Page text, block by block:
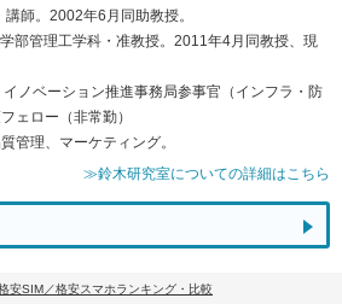
師。2002年6月同助教授。
部管理工学科・准教授。2011年4月同教授、現
ノベーション推進事務局参事官（インフラ・防
ェロー（非常勤）
管理、マーケティング。
≫鈴木研究室についての詳細はこちら
安SIM／格安スマホランキング・比較